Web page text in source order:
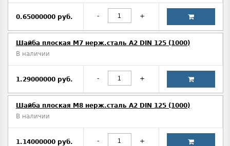
0.65000000 руб. - +
Шайба плоская М7 нерж.сталь А2 DIN 125 (1000)
В наличии
1.29000000 руб. - +
Шайба плоская М8 нерж.сталь А2 DIN 125 (1000)
В наличии
1.14000000 руб. - +